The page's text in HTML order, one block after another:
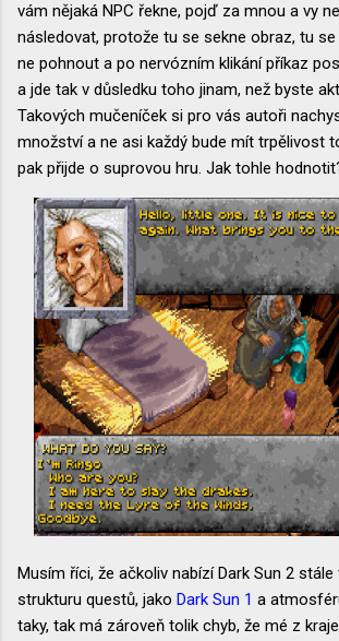
vám nějaká NPC řekne, pojď za mnou a vy
následovat, protože tu se sekne obraz, tu
ne pohnout a po nervózním klikání příkaz
a jde tak v důsledku toho jinam, než byste
Takových mučeníček si pro vás autoři
množství a ne asi každý bude mít trpělivost
pak přijde o suprovou hru. Jak tohle
Musím říci, že ačkoliv nabízí Dark Sun 2 stále
strukturu questů, jako Dark Sun 1 a
taky, tak má zároveň tolik chyb, že mé z